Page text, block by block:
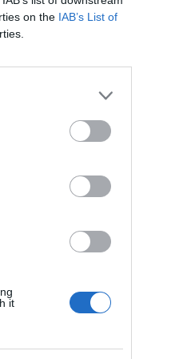
on the IAB’s List of
it
policyjną